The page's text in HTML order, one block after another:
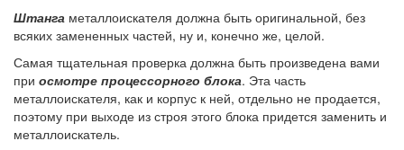
Штанга металлоискателя должна быть оригинальной, без
всяких замененных частей, ну и, конечно же, целой.
Самая тщательная проверка должна быть произведена вами
при осмотре процессорного блока. Эта часть
металлоискателя, как и корпус к ней, отдельно не продается,
поэтому при выходе из строя этого блока придется заменить и
металлоискатель.